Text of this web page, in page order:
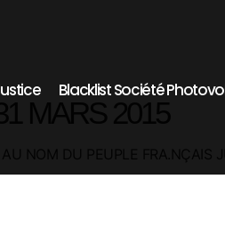
Blacklist Société